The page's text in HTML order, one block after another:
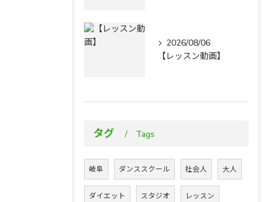
2026/08/06
【レッスン動画】
タグ Tags
岐阜 ダンススクール 社会人 大人
ダイエット スタジオ レッスン